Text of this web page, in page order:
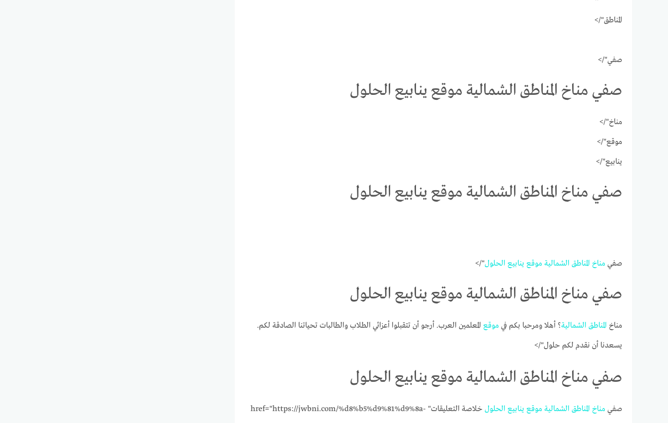
المناطق"/>
صفي"/>
صفي مناخ المناطق الشمالية موقع ينابيع الحلول
مناخ"/>
موقع"/>
ينابيع"/>
صفي مناخ المناطق الشمالية موقع ينابيع الحلول
صفي مناخ المناطق الشمالية موقع ينابيع الحلول"/>
صفي مناخ المناطق الشمالية موقع ينابيع الحلول
مناخ المناطق الشمالية؟ أهلا ومرحبا بكم في موقع المعلمين العرب. أرجو أن تتقبلوا أعزائي الطلاب والطالبات تحياتنا الصادقة لكم.
يسعدنا أن نقدم لكم حلول"/>
صفي مناخ المناطق الشمالية موقع ينابيع الحلول
صفي مناخ المناطق الشمالية موقع ينابيع الحلول
خلاصة التعليقات" href="https://jwbni.com/%d8%b5%d9%81%d9%8a-